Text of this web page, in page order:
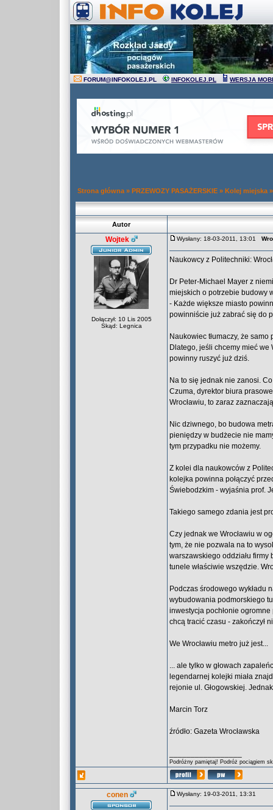
FORUM@INFOKOLEJ.PL INFOKOLEJ.PL WERSJA
Strona główna » PRZEWOZY PASAŻERSKIE » Kolej miejska
Autor
Wojtek
Dołączył: 10 Lis 2005
Skąd: Legnica
Wysłany: 18-03-2011, 13:01
Naukowcy z Politechniki:
Dr Peter-Michael Mayer z
miejskich o potrzebie budowy
- Każde większe miasto
powinniście już zabrać się do
Naukowiec tłumaczy, że
Dlatego, jeśli chcemy mieć we
powinny ruszyć już dziś.
Na to się jednak nie zanosi.
Czuma, dyrektor biura
Wrocławiu, to zaraz
Nic dziwnego, bo budowa
pieniędzy w budżecie nie
tym przypadku nie możemy.
Z kolei dla naukowców z
kolejka powinna połączyć
Świebodzkim - wyjaśnia prof.
Takiego samego zdania jest
Czy jednak we Wrocławiu w
tym, że nie pozwala na to
warszawskiego oddziału
tunele właściwie wszędzie.
Podczas środowego wykładu
wybudowania podmorskiego
inwestycja pochłonie
chcą tracić czasu - zakończył
We Wrocławiu metro już jest...
... ale tylko w głowach
legendarnej kolejki miała
rejonie ul. Głogowskiej.
Marcin Torz
źródło: Gazeta Wrocławska
Podróżny pamiętaj! Podróż pociągiem
conen Wysłany: 19-03-2011, 13:31